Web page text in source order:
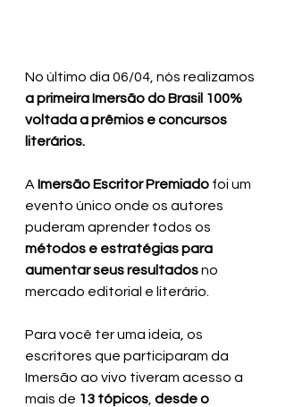
No último dia 06/04, nós realizamos
a primeira Imersão do Brasil 100%
voltada a prêmios e concursos
literários.
A Imersão Escritor Premiado foi um
evento único onde os autores
puderam aprender todos os
métodos e estratégias para
aumentar seus resultados no
mercado editorial e literário.
Para você ter uma ideia, os
escritores que participaram da
Imersão ao vivo tiveram acesso a
mais de 13 tópicos desde o